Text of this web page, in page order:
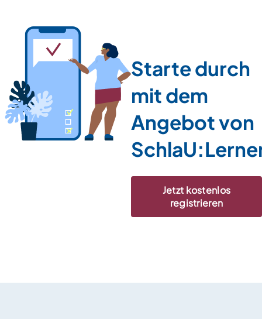
Starte durch
mit dem
Angebot von
Jetzt kostenlos
registrieren